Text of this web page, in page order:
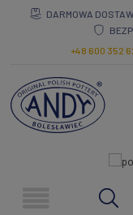
DARMOWA
+48 600 352